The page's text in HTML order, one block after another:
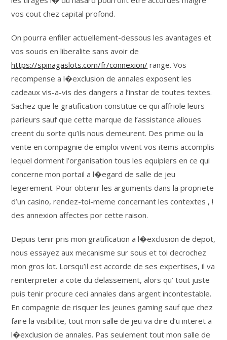
vos cout chez capital profond.
On pourra enfiler actuellement-dessous les avantages et
vos soucis en liberalite sans avoir de
https://spinagaslots.com/fr/connexion/ range. Vos
recompense a l�exclusion de annales exposent les
cadeaux vis-a-vis des dangers a l’instar de toutes textes.
Sachez que le gratification constitue ce qui affriole leurs
parieurs sauf que cette marque de l’assistance alloues
creent du sorte qu’ils nous demeurent. Des prime ou la
vente en compagnie de emploi vivent vos items accomplis
lequel dorment l’organisation tous les equipiers en ce qui
concerne mon portail a l�egard de salle de jeu
legerement. Pour obtenir les arguments dans la propriete
d’un casino, rendez-toi-meme concernant les contextes , !
des annexion affectes por cette raison.
Depuis tenir pris mon gratification a l�exclusion de depot,
nous essayez aux mecanisme sur sous et toi decrochez
mon gros lot. Lorsqu’il est accorde de ses expertises, il va
reinterpreter a cote du delassement, alors qu’ tout juste
puis tenir procure ceci annales dans argent incontestable.
En compagnie de risquer les jeunes gaming sauf que chez
faire la visibilite, tout mon salle de jeu va dire d’u interet a
l�exclusion de annales. Pas seulement tout mon salle de